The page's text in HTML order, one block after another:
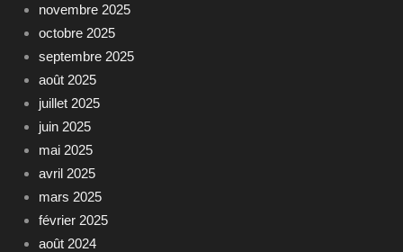
novembre 2025
octobre 2025
septembre 2025
août 2025
juillet 2025
juin 2025
mai 2025
avril 2025
mars 2025
février 2025
août 2024